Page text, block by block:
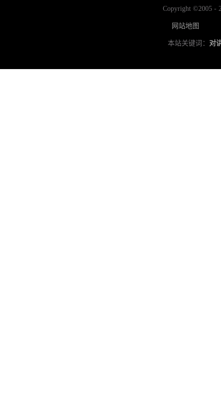
Copyright ©2005 -
网站地图
本站关键词： 对